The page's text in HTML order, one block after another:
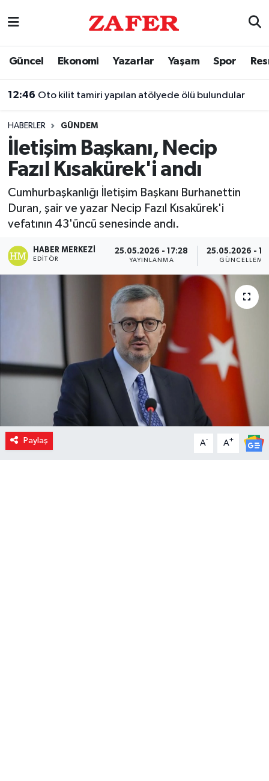
Güncel Ekonomi Yazarlar Yaşam Spor
12:46 Oto kilit tamiri yapılan atölyede ölü bulundular
HABERLER GÜNDEM
İletişim Başkanı, Necip
Fazıl Kısakürek'i andı
Cumhurbaşkanlığı İletişim Başkanı Burhanettin
Duran, şair ve yazar Necip Fazıl Kısakürek'i
vefatının 43'üncü senesinde andı.
HABER MERKEZI
EDITÖR
25.05.2026 - 17:28
YAYINLANMA
25.05.2026 -
GÜNCELLEME
Paylaş A- A+
Nöbetçi Eczaneler
Trafik Durumu
Süper Lig Puan Durumu ve Fikstür
Tüm Manşetler
Son Dakika Haberleri
Haber Arşivi